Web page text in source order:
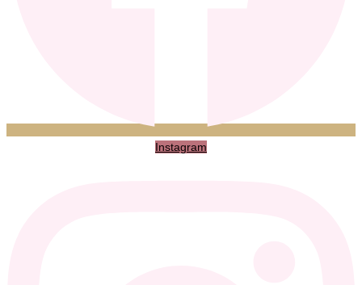
Instagram